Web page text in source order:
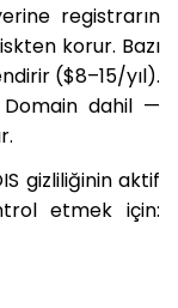
registrarın
korur. Bazı
($8–15/yıl).
dahil —
gizliliğinin aktif
etmek için: